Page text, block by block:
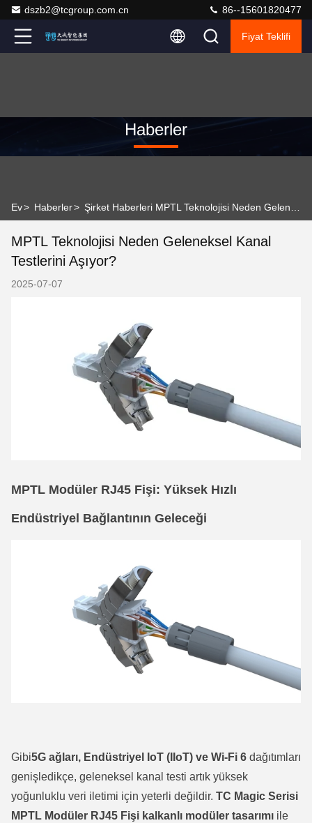
dszb2@tcgroup.com.cn 86--15601820477
Fiyat Teklifi
Haberler
Ev> Haberler>
MPTL Teknolojisi Neden Geleneksel Kanal
Testlerini Aşıyor?
2025-07-07
MPTL Modüler RJ45 Fişi: Yüksek Hızlı
Endüstriyel Bağlantının Geleceği
Gibi5G ağları, Endüstriyel IoT (IIoT) ve Wi-Fi 6 dağıtımları
genişledikçe, geleneksel kanal testi artık yüksek
yoğunluklu veri iletimi için yeterli değildir. TC Magic Serisi
MPTL Modüler RJ45 Fişi kalkanlı modüler tasarımı ile